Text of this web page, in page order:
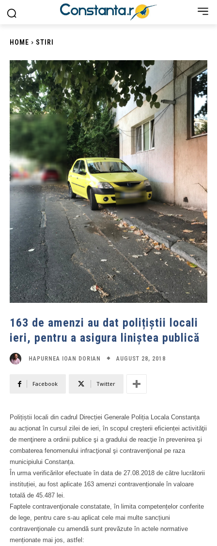
HOME STIRI
163 de amenzi au dat polițiștii locali
ieri, pentru a asigura liniștea publică
HAPURNEA IOAN DORIAN AUGUST 28, 2018
Facebook Twitter
Polițiștii locali din cadrul Direcției Generale Poliția Locala Constanța
au acționat în cursul zilei de ieri, în scopul creşterii eficienței activităţii
de menţinere a ordinii publice şi a gradului de reacţie în prevenirea şi
combaterea fenomenului infracţional şi contravenţional pe raza
municipiului Constanța.
În urma verificărilor efectuate în data de 27.08.2018 de către lucrătorii
instituției, au fost aplicate 163 amenzi contravenționale în valoare
totală de 45.487 lei.
Faptele contravenţionale constatate, în limita competențelor conferite
de lege, pentru care s-au aplicat cele mai multe sancțiuni
contravenţionale cu amendă sunt prevăzute în actele normative
menționate mai jos, astfel: